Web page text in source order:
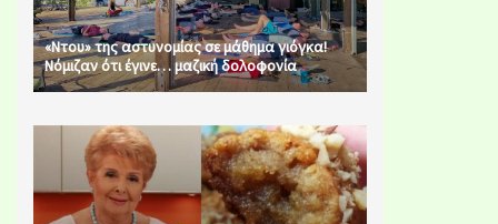
«Ντου» της αστυνομίας σε μάθημα γιόγκα!
Νόμιζαν ότι έγινε… μαζική δολοφονία